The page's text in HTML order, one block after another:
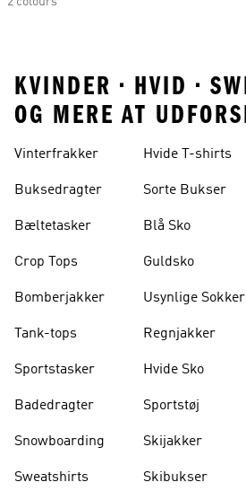
KVINDER • HVID •
OG MERE AT
Vinterfrakker
Buksedragter
Bæltetasker
Crop Tops
Bomberjakker
Tank-tops
Sportstasker
Badedragter
Snowboarding
Sweatshirts
Hvide T-shirts
Sorte Bukser
Blå Sko
Guldsko
Usynlige Sokker
Regnjakker
Hvide Sko
Sportstøj
Skijakker
Skibukser